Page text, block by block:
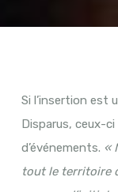
Si l’insertion est
Disparus, ceux-
d’événements. «
tout le territoire